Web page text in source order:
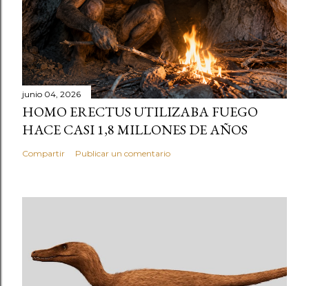
junio 04, 2026
HOMO ERECTUS UTILIZABA FUEGO
HACE CASI 1,8 MILLONES DE AÑOS
Compartir Publicar un comentario